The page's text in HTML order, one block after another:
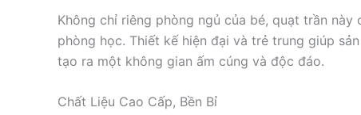
Không chỉ riêng phòng ngủ của bé, quạt trần
phòng học. Thiết kế hiện đại và trẻ trung giúp
tạo ra một không gian ấm cúng và độc đáo.
Chất Liệu Cao Cấp, Bền Bỉ